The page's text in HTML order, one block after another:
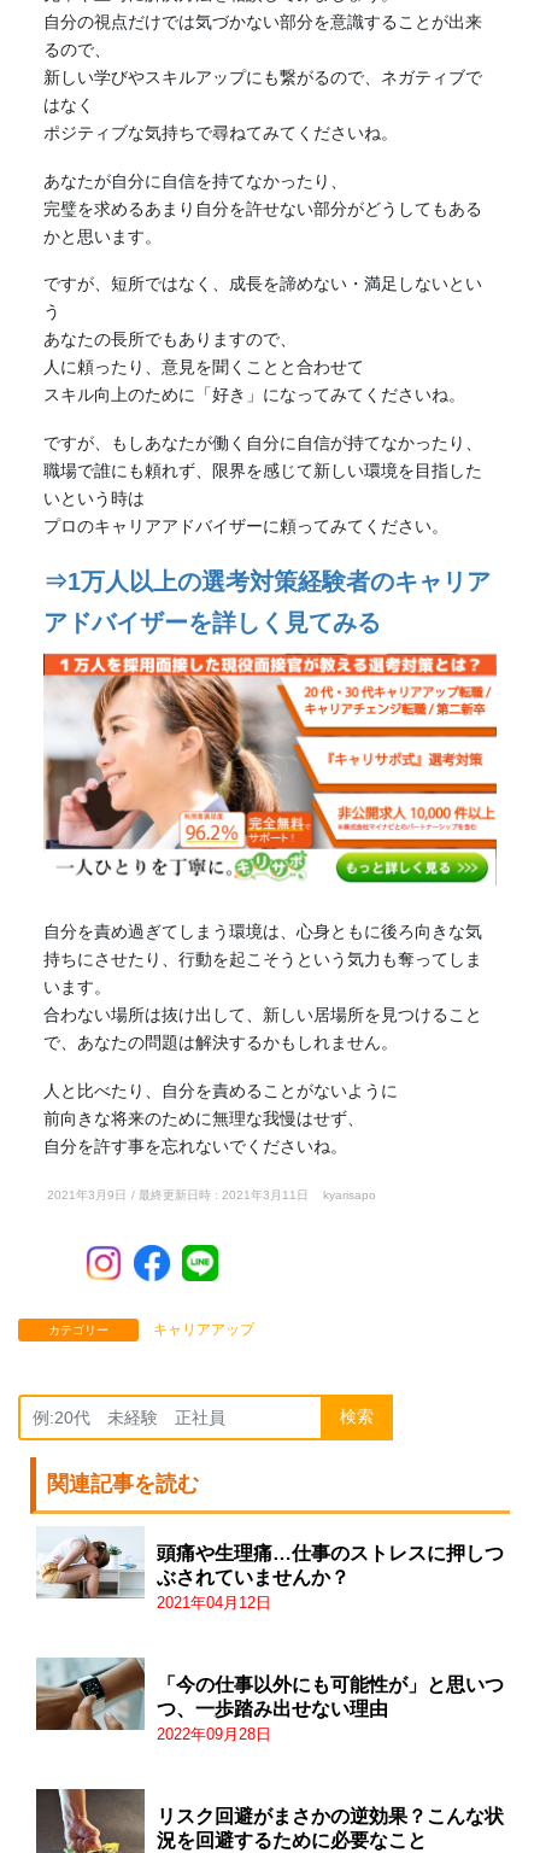
自分の視点だけでは気づかない部分を意識することが出来
るので、
新しい学びやスキルアップにも繋がるので、ネガティブで
はなく
ポジティブな気持ちで尋ねてみてくださいね。
あなたが自分に自信を持てなかったり、
完璧を求めるあまり自分を許せない部分がどうしてもある
かと思います。
ですが、短所ではなく、成長を諦めない・満足しないとい
う
あなたの長所でもありますので、
人に頼ったり、意見を聞くことと合わせて
スキル向上のために「好き」になってみてくださいね。
ですが、もしあなたが働く自分に自信が持てなかったり、
職場で誰にも頼れず、限界を感じて新しい環境を目指した
いという時は
プロのキャリアアドバイザーに頼ってみてください。
⇒1万人以上の選考対策経験者のキャリア
アドバイザーを詳しく見てみる
自分を責め過ぎてしまう環境は、心身ともに後ろ向きな気
持ちにさせたり、行動を起こそうという気力も奪ってしま
います。
合わない場所は抜け出して、新しい居場所を見つけること
で、あなたの問題は解決するかもしれません。
人と比べたり、自分を責めることがないように
前向きな将来のために無理な我慢はせず、
自分を許す事を忘れないでくださいね。
2021年3月9日 / 最終更新日時 : 2021年3月11日 kyarisapo
カテゴリー キャリアアップ
検索
関連記事を読む
頭痛や生理痛…仕事のストレスに押しつ
ぶされていませんか？
2021年04月12日
「今の仕事以外にも可能性が」と思いつ
つ、一歩踏み出せない理由
2022年09月28日
リスク回避がまさかの逆効果？こんな状
況を回避するために必要なこと